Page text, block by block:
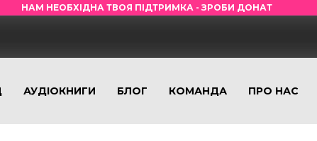
НАМ НЕОБХІДНА ТВОЯ ПІДТРИМКА - ЗРОБИ ДОНАТ
АУДІОКНИГИ БЛОГ КОМАНДА ПРО НАС